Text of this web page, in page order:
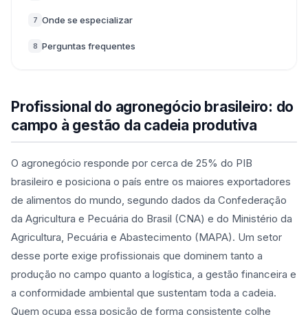
7 Onde se especializar
8 Perguntas frequentes
Profissional do agronegócio brasileiro: do
campo à gestão da cadeia produtiva
O agronegócio responde por cerca de 25% do PIB
brasileiro e posiciona o país entre os maiores exportadores
de alimentos do mundo, segundo dados da Confederação
da Agricultura e Pecuária do Brasil (CNA) e do Ministério da
Agricultura, Pecuária e Abastecimento (MAPA). Um setor
desse porte exige profissionais que dominem tanto a
produção no campo quanto a logística, a gestão financeira e
a conformidade ambiental que sustentam toda a cadeia.
Quem ocupa essa posição de forma consistente colhe